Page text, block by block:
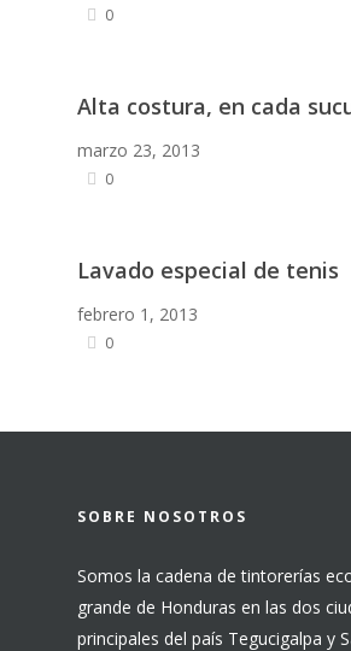
0
Alta costura, en cada
marzo 23, 2013
0
Lavado especial de tenis
febrero 1, 2013
0
SOBRE NOSOTROS
Somos la cadena de tintorerías
grande de Honduras en las dos
principales del país Tegucigalpa y